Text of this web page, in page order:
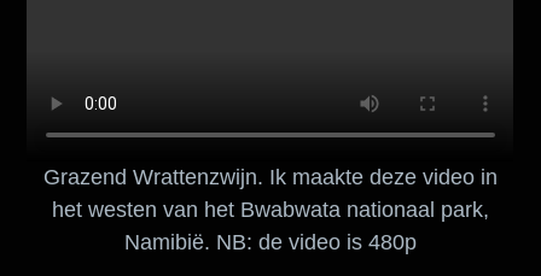
Grazend Wrattenzwijn. Ik maakte deze video in
het westen van het Bwabwata nationaal park,
Namibië. NB: de video is 480p